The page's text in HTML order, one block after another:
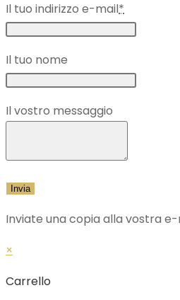
Il tuo indirizzo e-mail*
Il tuo nome
Il vostro messaggio
Inviate una copia alla vostra
×
Carrello